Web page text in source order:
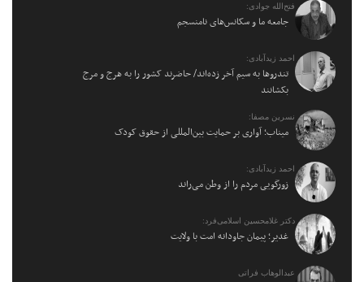
فتح‌الله جوادی:
جامعه ما و سکانس‌های نامنسجم
احمد زیدآبادی:
تندروها به سیم آخر زده‌اند/ حاضرند کشور را به هرج و مرج
بکشانند
نسرین مصفا:
میناب؛ آواری بر حمایت بین‌المللی از حقوق کودک
احمد زیدآبادی:
زورگویی مردم را از وطن می‌راند
دکتر غلامحسین اسلامی‌فرد:
غدیر؛ پیمان جاودانه امت با ولایت
عبدالوهاب فراتی